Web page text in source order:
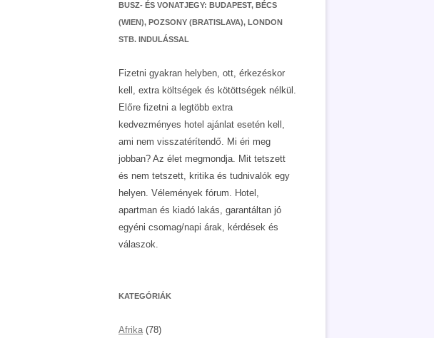
BUSZ- ÉS VONATJEGY: BUDAPEST, BÉCS
(WIEN), POZSONY (BRATISLAVA), LONDON
STB. INDULÁSSAL
Fizetni gyakran helyben, ott, érkezéskor
kell, extra költségek és kötöttségek nélkül.
Előre fizetni a legtöbb extra
kedvezményes hotel ajánlat esetén kell,
ami nem visszatérítendő. Mi éri meg
jobban? Az élet megmondja. Mit tetszett
és nem tetszett, kritika és tudnivalók egy
helyen. Vélemények fórum. Hotel,
apartman és kiadó lakás, garantáltan jó
egyéni csomag/napi árak, kérdések és
válaszok.
KATEGÓRIÁK
Afrika (78)